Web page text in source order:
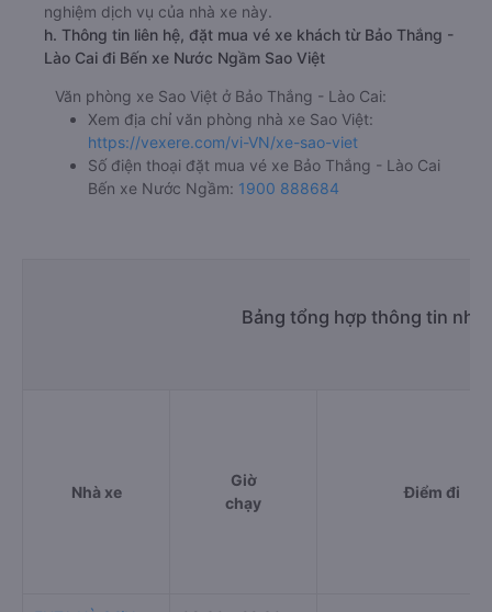
nghiệm dịch vụ của nhà xe này.
h. Thông tin liên hệ, đặt mua vé xe khách từ Bảo Thắng -
Lào Cai đi Bến xe Nước Ngầm Sao Việt
Văn phòng xe Sao Việt ở Bảo Thắng - Lào Cai:
Xem địa chỉ văn phòng nhà xe Sao Việt:
https://vexere.com/vi-VN/xe-sao-viet
Số điện thoại đặt mua vé xe Bảo Thắng - Lào Cai
Bến xe Nước Ngầm: 1900 888684
Bảng tổng hợp thông tin nhà
Nhà xe
Giờ
chạy
Điểm đi